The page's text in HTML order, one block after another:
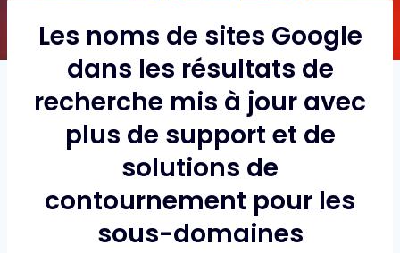
Les noms de sites Google
dans les résultats de
recherche mis à jour avec
plus de support et de
solutions de
contournement pour les
sous-domaines